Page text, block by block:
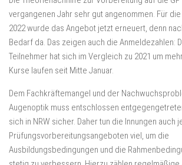
vergangenen Jahr sehr gut angenommen. Für
2022 wurde das Angebot jetzt erneuert, denn
Bedarf da. Das zeigen auch die Anmeldezahlen:
Teilnehmer hat sich im Vergleich zu 2021 um
Kurse laufen seit Mitte Januar.
Dem Fachkräftemangel und der
Augenoptik muss entschlossen
sich in NRW sicher. Daher tun die Innungen auch
Prüfungsvorbereitungsangeboten viel, um die
Ausbildungsbedingungen und die